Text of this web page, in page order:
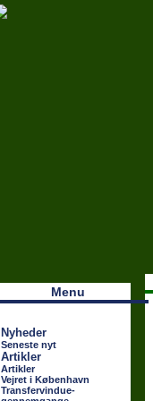
Menu
Nyheder
Seneste nyt
Artikler
Artikler
Vejret i København
Transfervindue-